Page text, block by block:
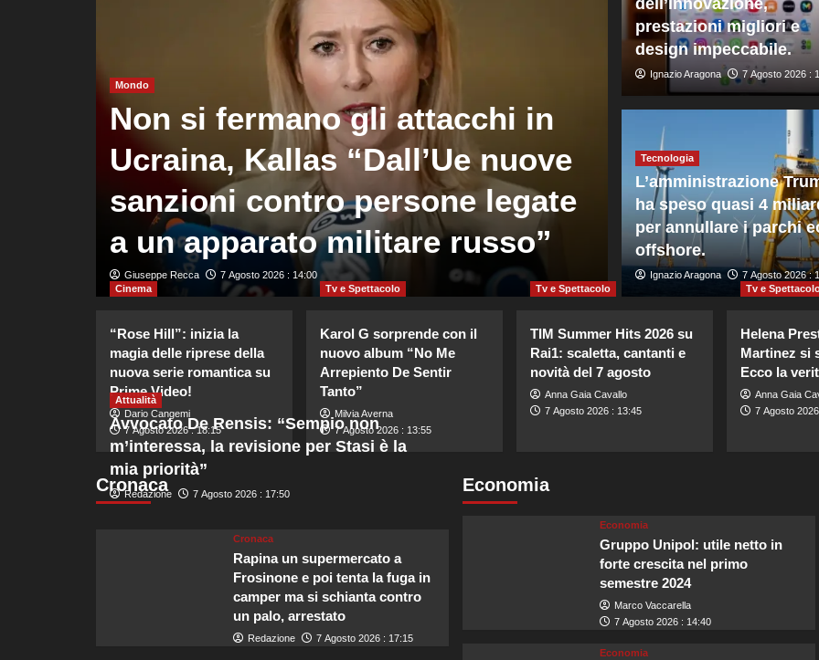
Mondo
Non si fermano gli attacchi in
Ucraina, Kallas “Dall’Ue nuove
sanzioni contro persone legate
a un apparato militare russo”
Giuseppe Recca 7 Agosto 2026 : 14:00
Gli Houthi
governative
45 morti
Giuseppe Recca 7 Agosto 2026 :
dell’innovazione,
prestazioni migliori e
design impeccabile.
Ignazio Aragona 7 Agosto 2026 :
Tecnologia
L’amministrazione
ha speso quasi 4
per annullare i parchi
offshore.
Ignazio Aragona 7 Agosto 2026 :
Cinema
“Rose Hill”: inizia la
magia delle riprese della
nuova serie romantica su
Prime Video!
Dario Cangemi
7 Agosto 2026 : 18:15
Tv e Spettacolo
Karol G sorprende con il
nuovo album “No Me
Arrepiento De Sentir
Tanto”
Milvia Averna
7 Agosto 2026 : 13:55
Tv e Spettacolo
TIM Summer Hits 2026 su
Rai1: scaletta, cantanti e
novità del 7 agosto
Anna Gaia Cavallo
7 Agosto 2026 : 13:45
Tv e
Helena
Martinez si
Ecco la
Anna Gaia
7 Agosto
Cronaca
Attualità
Avvocato De Rensis: “Sempio non
m’interessa, la revisione per Stasi è la
mia priorità”
Redazione 7 Agosto 2026 : 17:50
Cronaca
Rapina un supermercato a
Frosinone e poi tenta la fuga in
camper ma si schianta contro
un palo, arrestato
Redazione 7 Agosto 2026 : 17:15
Economia
Economia
Gruppo Unipol: utile netto in
forte crescita nel primo
semestre 2024
Marco Vaccarella
7 Agosto 2026 : 14:40
Economia